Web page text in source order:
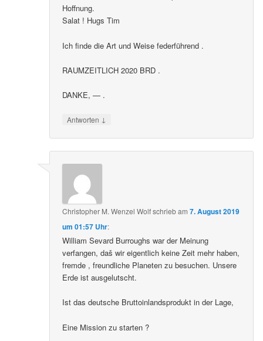
Hoffnung.
Salat ! Hugs Tim
Ich finde die Art und Weise federführend .
RAUMZEITLICH 2020 BRD .
DANKE, — .
Antworten ↓
Christopher M. Wenzel Wolfschriebam7. August 2019
um 01:57 Uhr:
William Sevard Burroughs war der Meinung
verfangen, daš wir eigentlich keine Zeit mehr haben,
fremde , freundliche Planeten zu besuchen. Unsere
Erde ist ausgelutscht.
Ist das deutsche Bruttoinlandsprodukt in der Lage,
Eine Mission zu starten ?